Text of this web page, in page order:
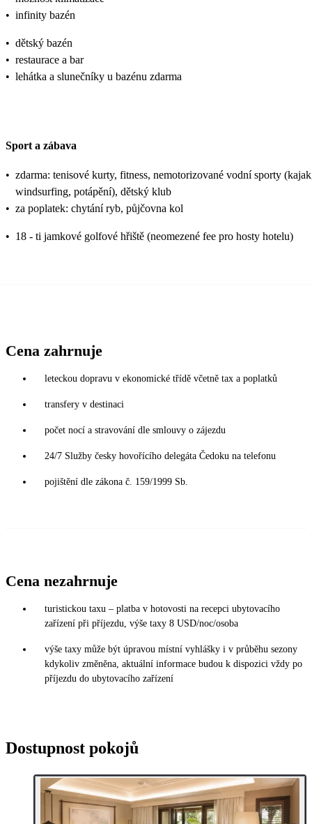
• infinity bazén
• dětský bazén
• restaurace a bar
• lehátka a slunečníky u bazénu zdarma
Sport a zábava
• zdarma: tenisové kurty, fitness, nemotorizované vodní sporty
windsurfing, potápění), dětský klub
• za poplatek: chytání ryb, půjčovna kol
• 18 - ti jamkové golfové hřiště (neomezené fee pro hosty hotelu)
Cena zahrnuje
leteckou dopravu v ekonomické třídě včetně tax a poplatků
transfery v destinaci
počet nocí a stravování dle smlouvy o zájezdu
24/7 Služby česky hovořícího delegáta Čedoku na telefonu
pojištění dle zákona č. 159/1999 Sb.
Cena nezahrnuje
turistickou taxu – platba v hotovosti na recepci ubytovacího
zařízení při příjezdu, výše taxy 8 USD/noc/osoba
výše taxy může být úpravou místní vyhlášky i v průběhu sezony
kdykoliv změněna, aktuální informace budou k dispozici vždy po
příjezdu do ubytovacího zařízení
Dostupnost pokojů